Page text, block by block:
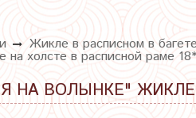
Жикле в расписном в
холсте в расписной раме
НА ВОЛЫНКЕ"